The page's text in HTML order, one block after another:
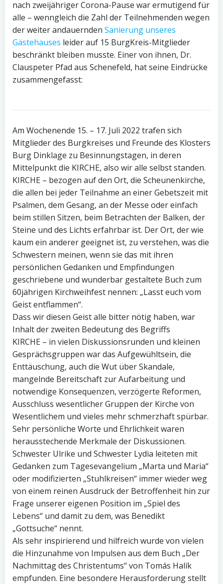
nach zweijähriger Corona-Pause war ermutigend für
alle – wenngleich die Zahl der Teilnehmenden wegen
der weiter andauernden Sanierung unseres
Gästehauses leider auf 15 BurgKreis-Mitglieder
beschränkt bleiben musste. Einer von ihnen, Dr.
Clauspeter Pfad aus Schenefeld, hat seine Eindrücke
zusammengefasst:
Am Wochenende 15. – 17. Juli 2022 trafen sich
Mitglieder des Burgkreises und Freunde des Klosters
Burg Dinklage zu Besinnungstagen, in deren
Mittelpunkt die KIRCHE, also wir alle selbst standen.
KIRCHE – bezogen auf den Ort, die Scheunenkirche,
die allen bei jeder Teilnahme an einer Gebetszeit mit
Psalmen, dem Gesang, an der Messe oder einfach
beim stillen Sitzen, beim Betrachten der Balken, der
Steine und des Lichts erfahrbar ist. Der Ort, der wie
kaum ein anderer geeignet ist, zu verstehen, was die
Schwestern meinen, wenn sie das mit ihren
persönlichen Gedanken und Empfindungen
geschriebene und wunderbar gestaltete Buch zum
60jährigen Kirchweihfest nennen: „Lasst euch vom
Geist entflammen“.
Dass wir diesen Geist alle bitter nötig haben, war
Inhalt der zweiten Bedeutung des Begriffs
KIRCHE – in vielen Diskussionsrunden und kleinen
Gesprächsgruppen war das Aufgewühltsein, die
Enttäuschung, auch die Wut über Skandale,
mangelnde Bereitschaft zur Aufarbeitung und
notwendige Konsequenzen, verzögerte Reformen,
Ausschluss wesentlicher Gruppen der Kirche von
Wesentlichem und vieles mehr schmerzhaft spürbar.
Sehr persönliche Worte und Ehrlichkeit waren
herausstechende Merkmale der Diskussionen.
Schwester Ulrike und Schwester Lydia leiteten mit
Gedanken zum Tagesevangelium „Marta und Maria“
oder modifizierten „Stuhlkreisen“ immer wieder weg
von einem reinen Ausdruck der Betroffenheit hin zur
Frage unserer eigenen Position im „Spiel des
Lebens“ und damit zu dem, was Benedikt
„Gottsuche“ nennt.
Als sehr inspirierend und hilfreich wurde von vielen
die Hinzunahme von Impulsen aus dem Buch „Der
Nachmittag des Christentums“ von Tomás Halík
empfunden. Eine besondere Herausforderung stellt